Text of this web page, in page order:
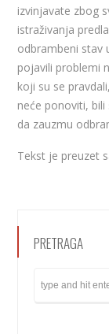
izvinjavate zbog
istraživanja
odbrambeni stav
pojavili problemi
koji su se
neće ponoviti,
da zauzmu
Tekst je preuzet
PRETRAGA